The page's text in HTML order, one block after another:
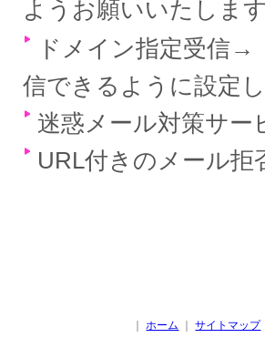
ようお願いいたします
ドメイン指定受信→
信できるように設定
迷惑メール対策サー
URL付きのメール拒
｜ホーム ｜サイトマップ